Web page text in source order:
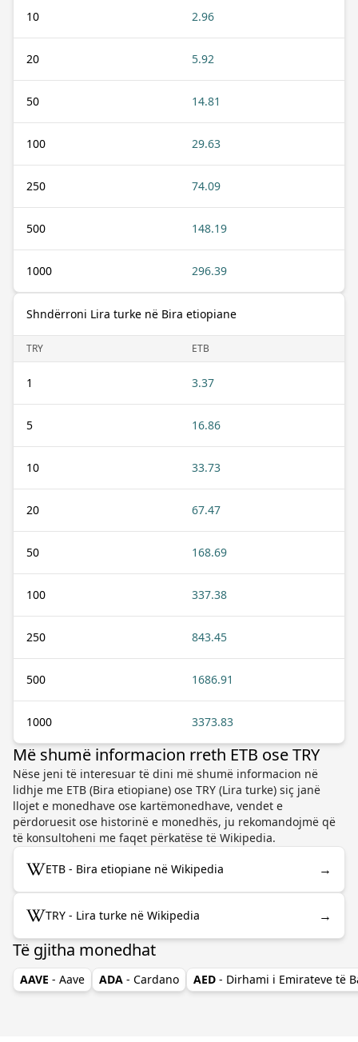
10 2.96
20 5.92
50 14.81
100 29.63
250 74.09
500 148.19
1000 296.39
Shndërroni Lira turke në Bira etiopiane
TRY ETB
1 3.37
5 16.86
10 33.73
20 67.47
50 168.69
100 337.38
250 843.45
500 1686.91
1000 3373.83
Më shumë informacion rreth ETB ose TRY
Nëse jeni të interesuar të dini më shumë informacion në
lidhje me ETB (Bira etiopiane) ose TRY (Lira turke) siç janë
llojet e monedhave ose kartëmonedhave, vendet e
përdoruesit ose historinë e monedhës, ju rekomandojmë që
të konsultoheni me faqet përkatëse të Wikipedia.
ETB - Bira etiopiane në Wikipedia →
TRY - Lira turke në Wikipedia →
Të gjitha monedhat
AAVE - Aave ADA - Cardano AED - Dirhami i Emirateve të